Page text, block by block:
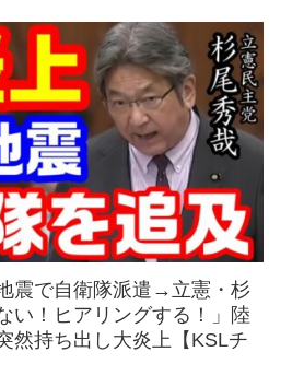
震で自衛隊派遣→立憲・杉
い！ヒアリングする！」陸
然持ち出し大炎上【KSLチ